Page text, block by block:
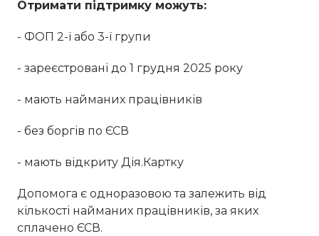
Отримати підтримку можуть:
- ФОП 2-ї або 3-ї групи
- зареєстровані до 1 грудня 2025 року
- мають найманих працівників
- без боргів по ЄСВ
- мають відкриту Дія.Картку
Допомога є одноразовою та залежить від
кількості найманих працівників, за яких
сплачено ЄСВ.